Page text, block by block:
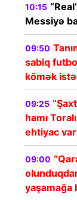
10:15
Messiyə
09:50
sabiq
kömək
09:25
hamı
ehtiyac
09:00
yaşamağa